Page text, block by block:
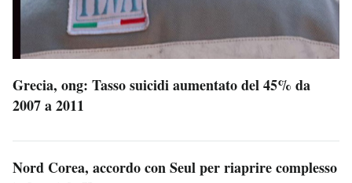
Grecia, ong: Tasso suicidi aumentato del 45% da
2007 a 2011
Nord Corea, accordo con Seul per riaprire complesso